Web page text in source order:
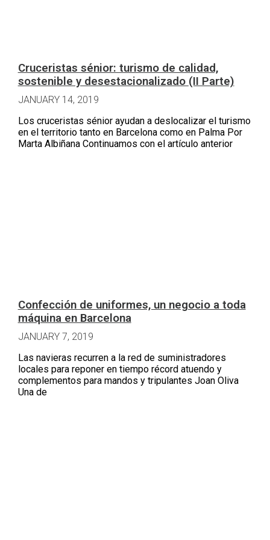
Cruceristas sénior: turismo de calidad,
sostenible y desestacionalizado (II Parte)
JANUARY 14, 2019
Los cruceristas sénior ayudan a deslocalizar el turismo
en el territorio tanto en Barcelona como en Palma Por
Marta Albiñana Continuamos con el artículo anterior
Confección de uniformes, un negocio a toda
máquina en Barcelona
JANUARY 7, 2019
Las navieras recurren a la red de suministradores
locales para reponer en tiempo récord atuendo y
complementos para mandos y tripulantes Joan Oliva
Una de